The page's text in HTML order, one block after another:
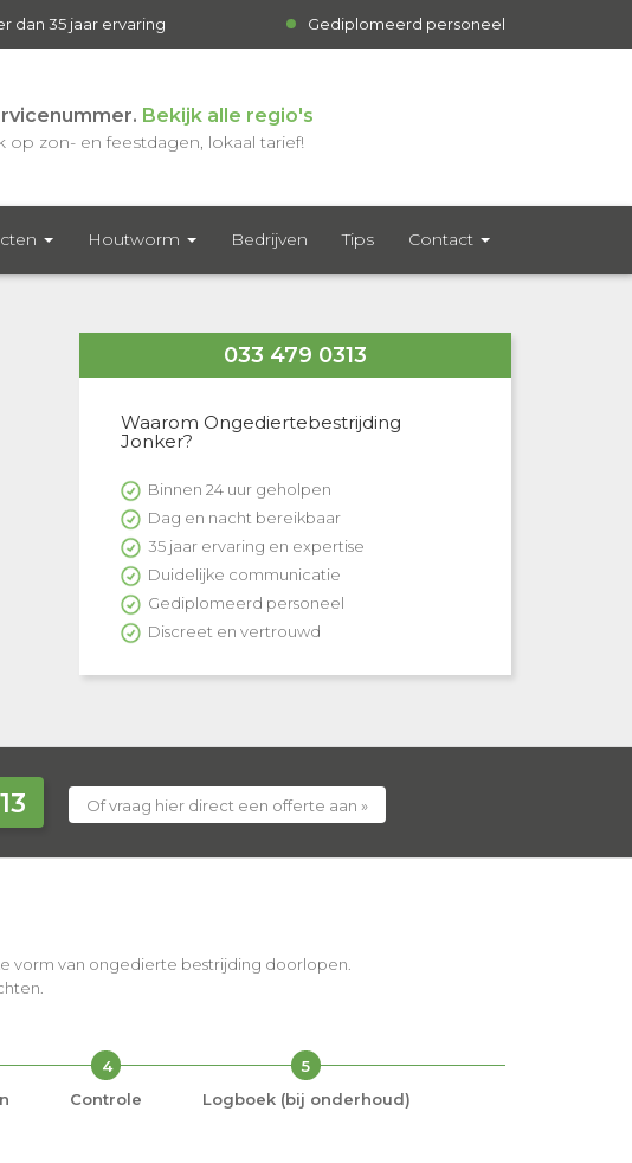
dan 35 jaar ervaring Gediplomeerd personeel
Bekijk alle regio's
op zon- en feestdagen, lokaal tarief!
Houtworm Bedrijven Tips Contact
033 479 0313
Waarom Ongediertebestrijding
Jonker?
Binnen 24 uur geholpen
Dag en nacht bereikbaar
35 jaar ervaring en expertise
Duidelijke communicatie
Gediplomeerd personeel
Discreet en vertrouwd
Of vraag hier direct een offerte aan »
vorm van ongedierte bestrijding doorlopen.
4
Controle
5
Logboek (bij onderhoud)